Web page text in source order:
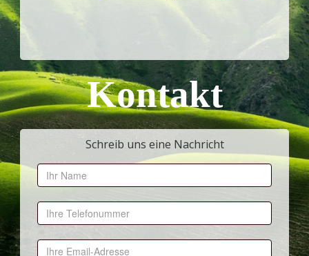
Kontakt
Schreib uns eine Nachricht